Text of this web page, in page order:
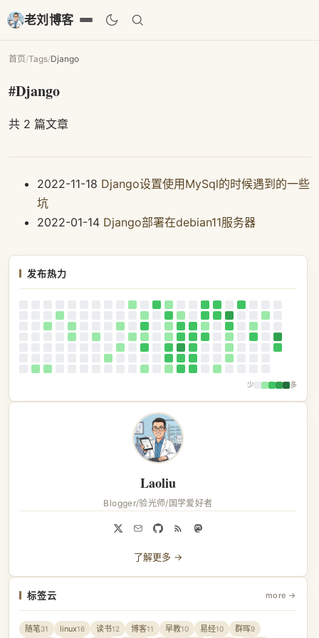
老刘博客
首页/Tags/Django
#Django
共 2 篇文章
2022-11-18 Django设置使用MySql的时候遇到的一些
坑
2022-01-14 Django部署在debian11服务器
发布热力
少 多
Laoliu
Blogger/验光师/国学爱好者
了解更多 →
标签云 more →
随笔31 linux16 读书12 博客11 早教10 易经10 群晖9